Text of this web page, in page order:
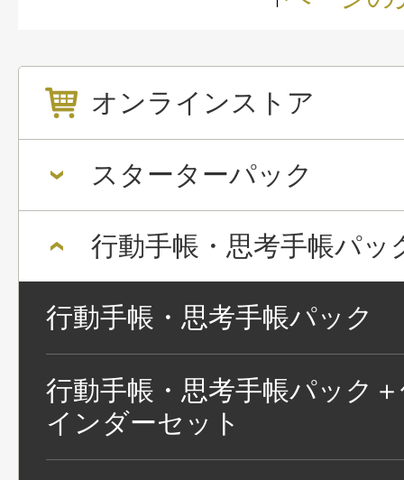
オンラインストア
スターターパック
行動手帳・思考手帳パッ
行動手帳・思考手帳パック
行動手帳・思考手帳パック
インダーセット